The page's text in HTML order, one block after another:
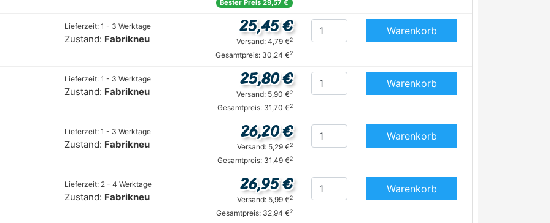
Bester Preis 29,57 €
Lieferzeit: 1 - 3 Werktage
Zustand: Fabrikneu
25,45 €
Versand: 4,79 €2
Gesamtpreis: 30,24 €2
Warenkorb
Lieferzeit: 1 - 3 Werktage
Zustand: Fabrikneu
25,80 €
Versand: 5,90 €2
Gesamtpreis: 31,70 €2
Warenkorb
Lieferzeit: 1 - 3 Werktage
Zustand: Fabrikneu
26,20 €
Versand: 5,29 €2
Gesamtpreis: 31,49 €2
Warenkorb
Lieferzeit: 2 - 4 Werktage
Zustand: Fabrikneu
26,95 €
Versand: 5,99 €2
Gesamtpreis: 32,94 €2
Warenkorb